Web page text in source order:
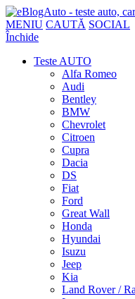
MENIU CAUTĂ SOCIAL
Închide
Teste AUTO
Alfa Romeo
Audi
Bentley
BMW
Chevrolet
Citroen
Cupra
Dacia
DS
Fiat
Ford
Great Wall
Honda
Hyundai
Isuzu
Jeep
Kia
Land Rover /